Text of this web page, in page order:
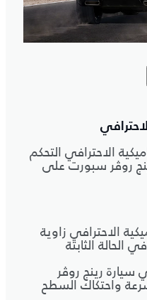
الاحترافي التحكم
روڤر سبورت على
الاحترافي زاوية
الحالة الثابتة
سيارة رينج روڤر
واحتكاك السطح